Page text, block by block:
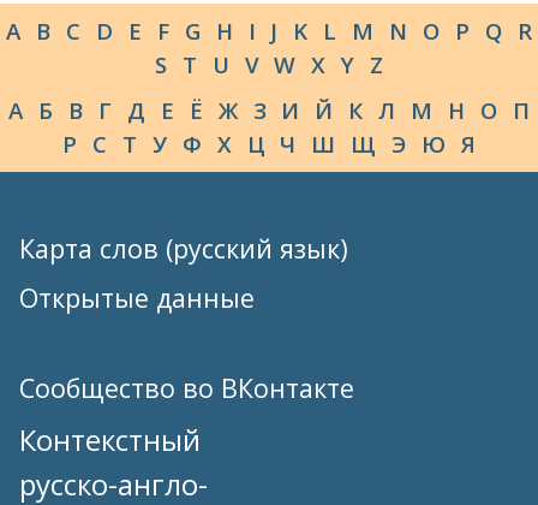
A B C D E F G H I J K L M N O P Q R
S T U V W X Y Z
А Б В Г Д Е Ё Ж З И Й К Л М Н О П
Р С Т У Ф Х Ц Ч Ш Щ Э Ю Я
Карта слов (русский язык)
Открытые данные
Сообщество во ВКонтакте
Контекстный
русско-англо-